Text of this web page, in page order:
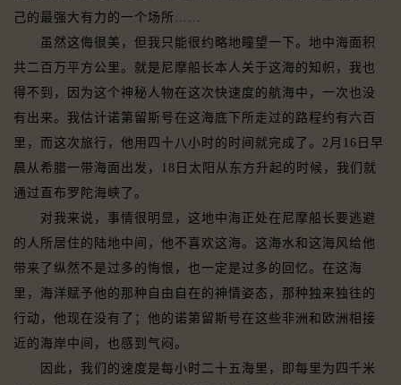
己的最强大有力的一个场所……
虽然这侮很美，但我只能很约略地瞳望一下。地中海面积
共二百万平方公里。就是尼摩船长本人关于这海的知帜，我也
得不到，因为这个神秘人物在这次快速度的航海中，一次也没
有出来。我估计诺第留斯号在这海底下所走过的路程约有六百
里，而这次旅行，他用四十八小时的时间就完成了。2月16日早
晨从希腊一带海面出发，18日太阳从东方升起的时候，我们就
通过直布罗陀海峡了。
对我来说，事情很明显，这地中海正处在尼摩船长要逃避
的人所居住的陆地中间，他不喜欢这海。这海水和这海风给他
带来了纵然不是过多的悔恨，也一定是过多的回忆。在这海
里，海洋赋予他的那种自由自在的神情姿态，那种独来独往的
行动，他现在没有了；他的诺第留斯号在这些非洲和欧洲相接
近的海岸中间，也感到气闷。
因此，我们的速度是每小时二十五海里，即每里为四千米